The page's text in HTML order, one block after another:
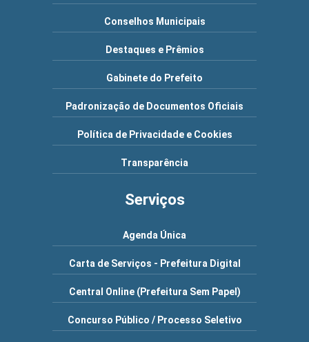
Conselhos Municipais
Destaques e Prêmios
Gabinete do Prefeito
Padronização de Documentos Oficiais
Política de Privacidade e Cookies
Transparência
Serviços
Agenda Única
Carta de Serviços - Prefeitura Digital
Central Online (Prefeitura Sem Papel)
Concurso Público / Processo Seletivo